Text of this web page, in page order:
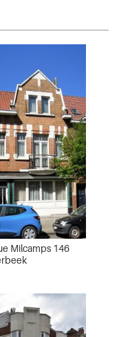
Milcamps 146